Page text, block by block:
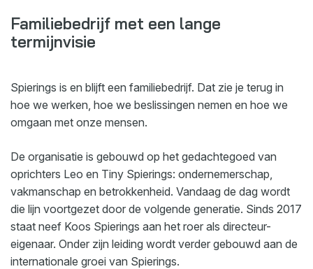
Familiebedrijf met een lange
termijnvisie
Spierings is en blijft een familiebedrijf. Dat zie je terug in
hoe we werken, hoe we beslissingen nemen en hoe we
omgaan met onze mensen.
De organisatie is gebouwd op het gedachtegoed van
oprichters Leo en Tiny Spierings: ondernemerschap,
vakmanschap en betrokkenheid. Vandaag de dag wordt
die lijn voortgezet door de volgende generatie. Sinds 2017
staat neef Koos Spierings aan het roer als directeur-
eigenaar. Onder zijn leiding wordt verder gebouwd aan de
internationale groei van Spierings.